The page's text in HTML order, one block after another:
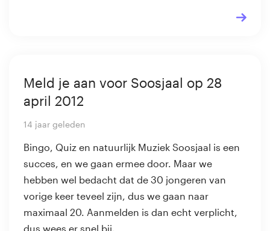
Meld je aan voor Soosjaal op 28
april 2012
14 jaar geleden
Bingo, Quiz en natuurlijk Muziek Soosjaal is een
succes, en we gaan ermee door. Maar we
hebben wel bedacht dat de 30 jongeren van
vorige keer teveel zijn, dus we gaan naar
maximaal 20. Aanmelden is dan echt verplicht,
dus wees er snel bij.